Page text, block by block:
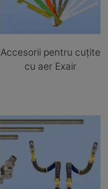
Accesorii pentru cuțite
cu aer Exair